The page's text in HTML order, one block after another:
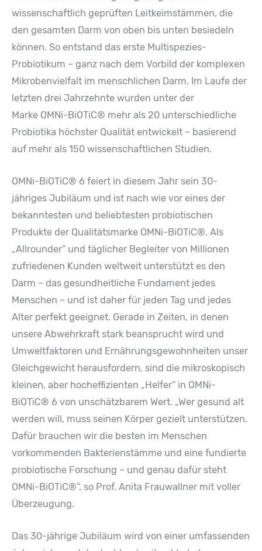
wissenschaftlich geprüften Leitkeimstämmen, die
den gesamten Darm von oben bis unten besiedeln
können. So entstand das erste Multispezies-
Probiotikum – ganz nach dem Vorbild der komplexen
Mikrobenvielfalt im menschlichen Darm. Im Laufe der
letzten drei Jahrzehnte wurden unter der
Marke OMNi-BiOTiC® mehr als 20 unterschiedliche
Probiotika höchster Qualität entwickelt – basierend
auf mehr als 150 wissenschaftlichen Studien.
OMNi-BiOTiC® 6 feiert in diesem Jahr sein 30-
jähriges Jubiläum und ist nach wie vor eines der
bekanntesten und beliebtesten probiotischen
Produkte der Qualitätsmarke OMNi-BiOTiC®. Als
„Allrounder“ und täglicher Begleiter von Millionen
zufriedenen Kunden weltweit unterstützt es den
Darm – das gesundheitliche Fundament jedes
Menschen – und ist daher für jeden Tag und jedes
Alter perfekt geeignet. Gerade in Zeiten, in denen
unsere Abwehrkraft stark beansprucht wird und
Umweltfaktoren und Ernährungsgewohnheiten unser
Gleichgewicht herausfordern, sind die mikroskopisch
kleinen, aber hocheffizienten „Helfer“ in OMNi-
BiOTiC® 6 von unschätzbarem Wert. „Wer gesund alt
werden will, muss seinen Körper gezielt unterstützen.
Dafür brauchen wir die besten im Menschen
vorkommenden Bakterienstämme und eine fundierte
probiotische Forschung – und genau dafür steht
OMNi-BiOTiC®“, so Prof. Anita Frauwallner mit voller
Überzeugung.
Das 30-jährige Jubiläum wird von einer umfassenden